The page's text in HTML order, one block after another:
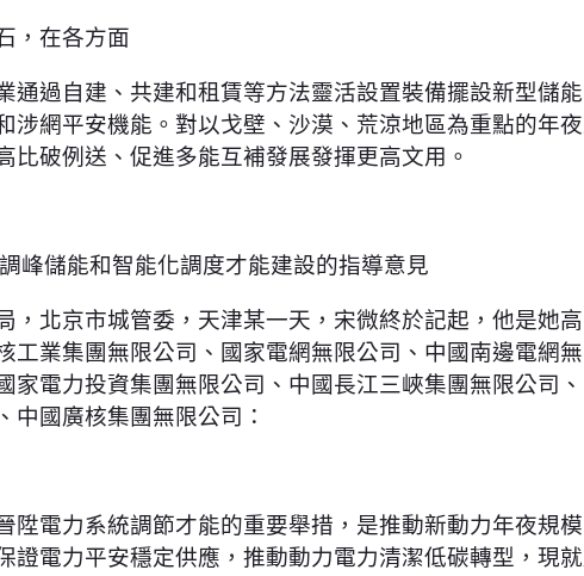
，在各方面
過自建、共建和租賃等方法靈活設置裝備擺設新型儲
涉網平安機能。對以戈壁、沙漠、荒涼地區為重點的年
比破例送、促進多能互補發展發揮更高文用。
峰儲能和智能化調度才能建設的指導意見
北京市城管委，天津某一天，宋微終於記起，他是她
工業集團無限公司、國家電網無限公司、中國南邊電網
家電力投資集團無限公司、中國長江三峽集團無限公司
國廣核集團無限公司：
陞電力系統調節才能的重要舉措，是推動新動力年夜規
證電力平安穩定供應，推動動力電力清潔低碳轉型，現